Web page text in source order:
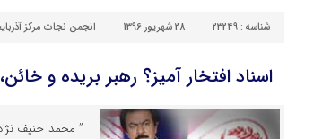
شناسه : 23249 28 شهریور 1396 انجمن نجات مرکز
اسناد افتخار آمیز؟ رهبر بریده و
” محمد حنیف